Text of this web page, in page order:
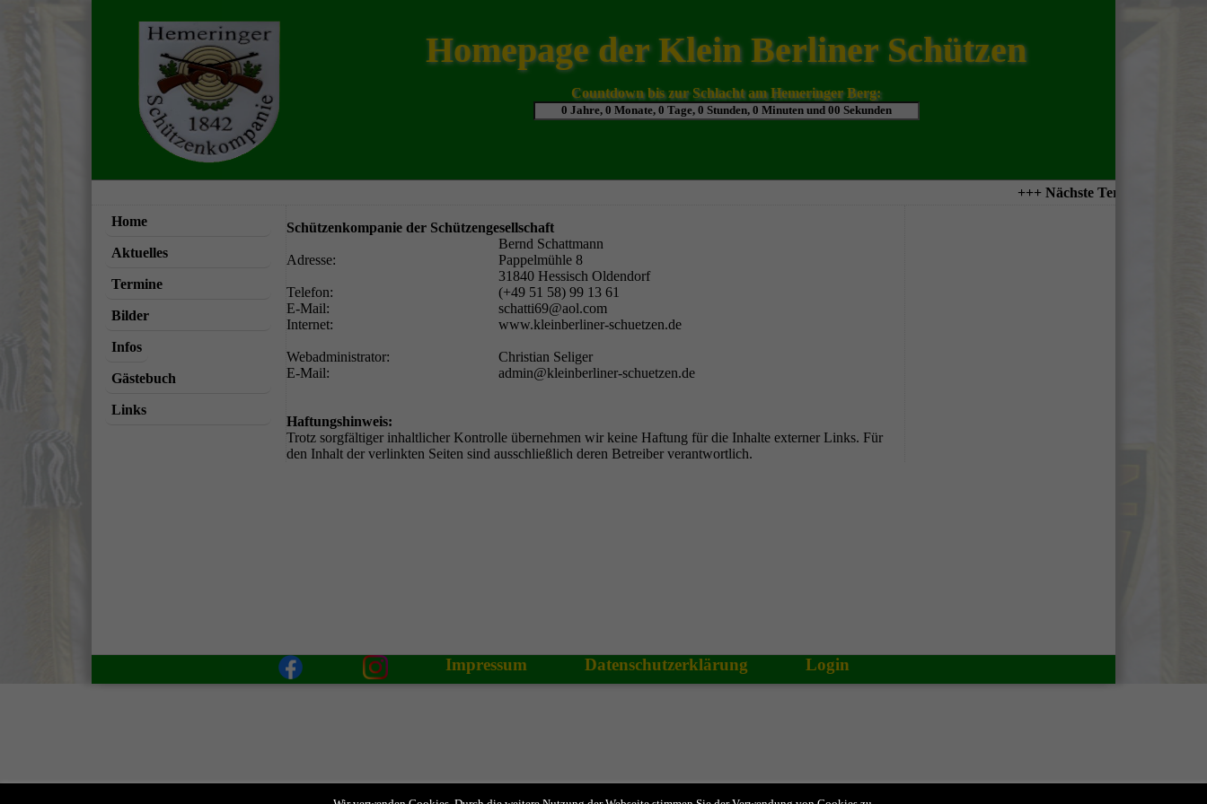
Homepage der Klein Berliner Schützen
Countdown bis zur Schlacht am Hemeringer Berg:
+++ Nächste Termine : +++
Home
Aktuelles
Termine
Bilder
Infos
Gästebuch
Links
Schützenkompanie der Schützengesellschaft
Adresse:
Bernd Schattmann
Pappelmühle 8
31840 Hessisch Oldendorf
Telefon:
(+49 51 58) 99 13 61
E-Mail:
schatti69@aol.com
Internet:
www.kleinberliner-schuetzen.de
Webadministrator:
Christian Seliger
E-Mail:
admin@kleinberliner-schuetzen.de
Haftungshinweis:
Trotz sorgfältiger inhaltlicher Kontrolle übernehmen wir keine Haftung für die Inhalte externer Links. Für
den Inhalt der verlinkten Seiten sind ausschließlich deren Betreiber verantwortlich.
Impressum Datenschutzerklärung Login